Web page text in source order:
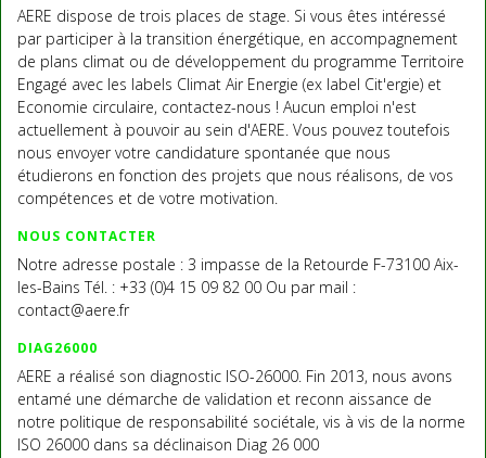
AERE dispose de trois places de stage. Si vous êtes intéressé
par participer à la transition énergétique, en accompagnement
de plans climat ou de développement du programme Territoire
Engagé avec les labels Climat Air Energie (ex label Cit'ergie) et
Economie circulaire, contactez-nous ! Aucun emploi n'est
actuellement à pouvoir au sein d'AERE. Vous pouvez toutefois
nous envoyer votre candidature spontanée que nous
étudierons en fonction des projets que nous réalisons, de vos
compétences et de votre motivation.
NOUS CONTACTER
Notre adresse postale : 3 impasse de la Retourde F-73100 Aix-
les-Bains Tél. : +33 (0)4 15 09 82 00 Ou par mail :
contact@aere.fr
DIAG26000
AERE a réalisé son diagnostic ISO-26000. Fin 2013, nous avons
entamé une démarche de validation et reconn aissance de
notre politique de responsabilité sociétale, vis à vis de la norme
ISO 26000 dans sa déclinaison Diag 26 000